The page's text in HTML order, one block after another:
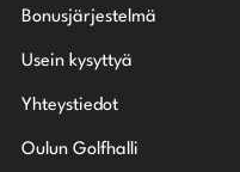
Bonusjärjestelmä
Usein kysyttyä
Yhteystiedot
Oulun Golfhalli